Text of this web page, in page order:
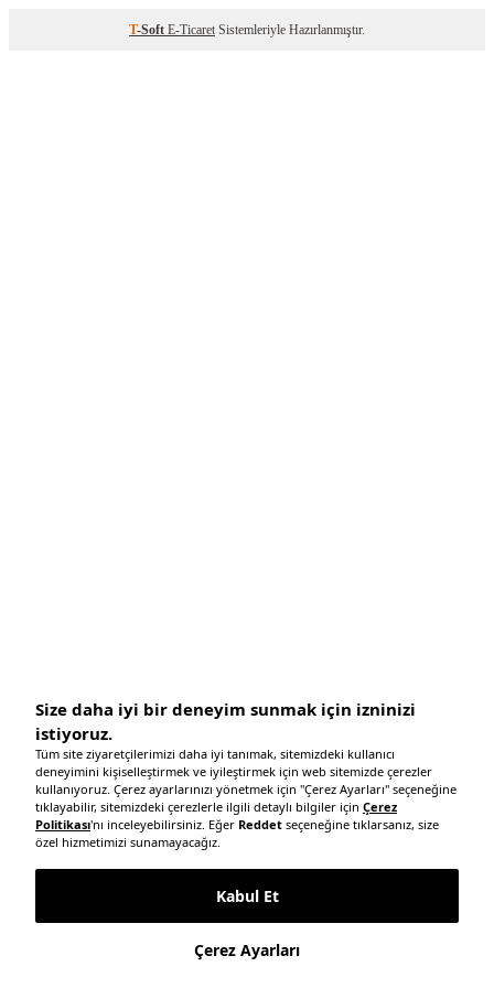
T-Soft E-Ticaret Sistemleriyle Hazırlanmıştır.